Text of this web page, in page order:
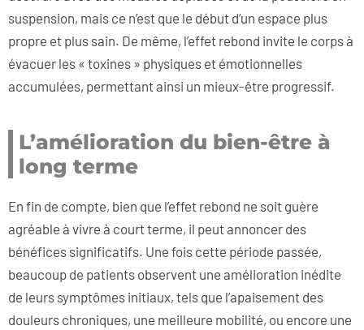
suspension, mais ce n’est que le début d’un espace plus
propre et plus sain. De même, l’effet rebond invite le corps à
évacuer les « toxines » physiques et émotionnelles
accumulées, permettant ainsi un mieux-être progressif.
L’amélioration du bien-être à
long terme
En fin de compte, bien que l’effet rebond ne soit guère
agréable à vivre à court terme, il peut annoncer des
bénéfices significatifs. Une fois cette période passée,
beaucoup de patients observent une amélioration inédite
de leurs symptômes initiaux, tels que l’apaisement des
douleurs chroniques, une meilleure mobilité, ou encore une